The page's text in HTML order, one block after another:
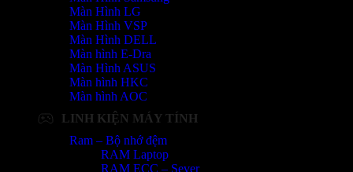
Màn Hình LG
Màn Hình VSP
Màn Hình DELL
Màn hình E-Dra
Màn Hình ASUS
Màn hình HKC
Màn hình AOC
LINH KIỆN MÁY TÍNH
Ram – Bộ nhớ đệm
RAM Laptop
RAM ECC – Sever